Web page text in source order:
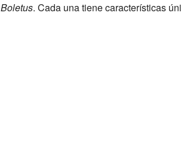
Boletus. Cada una tiene características